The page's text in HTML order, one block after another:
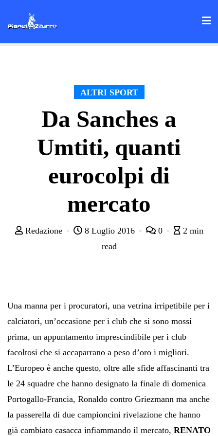
ALTRI SPORT
Da Sanches a
Umtiti, quanti
eurocolpi di
mercato
Redazione 8 Luglio 2016 0
2 min
read
Una manna per i procuratori, una vetrina irripetibile per i
calciatori, un’occasione per i club che si sono mossi
prima, un appuntamento imprescindibile per i club
facoltosi che si accaparrano a peso d’oro i migliori.
L’Europeo è anche questo, oltre alle sfide affascinanti tra
le 24 squadre che hanno designato la finale di domenica
Portogallo-Francia, Ronaldo contro Griezmann ma anche
la passerella di due campioncini rivelazione che hanno
già cambiato casacca infiammando il mercato, RENATO